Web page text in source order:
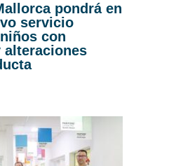
pondrá en
servicio
con
alteraciones